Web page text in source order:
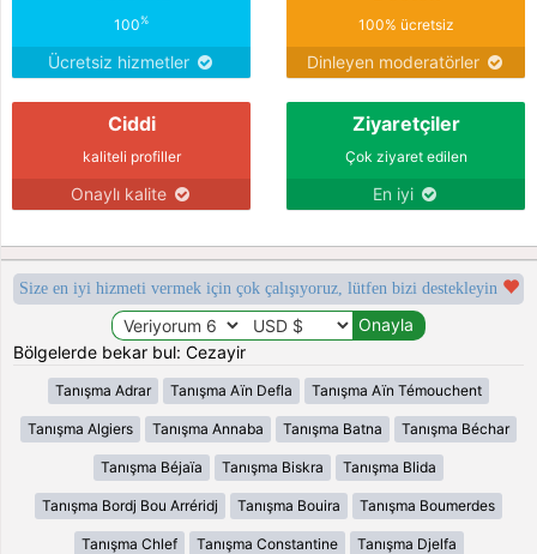
100%
Ücretsiz hizmetler
100% ücretsiz
Dinleyen moderatörler
Ciddi
kaliteli profiller
Onaylı kalite
Ziyaretçiler
Çok ziyaret edilen
En iyi
Size en iyi hizmeti vermek için çok çalışıyoruz, lütfen bizi destekleyin
Bölgelerde bekar bul: Cezayir
Tanışma Adrar Tanışma Aïn Defla Tanışma Aïn Témouchent
Tanışma Algiers Tanışma Annaba Tanışma Batna Tanışma Béchar
Tanışma Béjaïa Tanışma Biskra Tanışma Blida
Tanışma Bordj Bou Arréridj Tanışma Bouira Tanışma Boumerdes
Tanışma Chlef Tanışma Constantine Tanışma Djelfa